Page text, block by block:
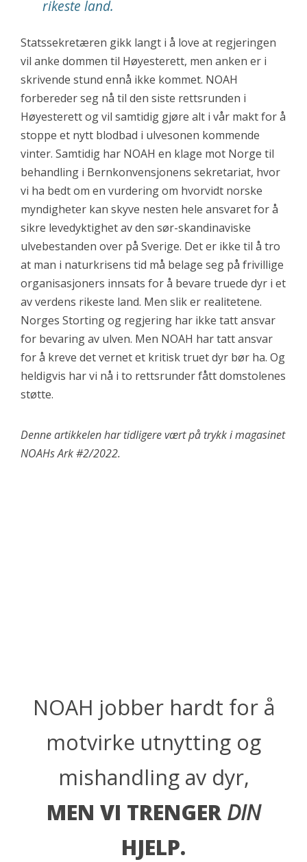
rikeste land.
Statssekretæren gikk langt i å love at regjeringen
vil anke dommen til Høyesterett, men anken er i
skrivende stund ennå ikke kommet. NOAH
forbereder seg nå til den siste rettsrunden i
Høyesterett og vil samtidig gjøre alt i vår makt for å
stoppe et nytt blodbad i ulvesonen kommende
vinter. Samtidig har NOAH en klage mot Norge til
behandling i Bernkonvensjonens sekretariat, hvor
vi ha bedt om en vurdering om hvorvidt norske
myndigheter kan skyve nesten hele ansvaret for å
sikre levedyktighet av den sør-skandinaviske
ulvebestanden over på Sverige. Det er ikke til å tro
at man i naturkrisens tid må belage seg på frivillige
organisasjoners innsats for å bevare truede dyr i et
av verdens rikeste land. Men slik er realitetene.
Norges Storting og regjering har ikke tatt ansvar
for bevaring av ulven. Men NOAH har tatt ansvar
for å kreve det vernet et kritisk truet dyr bør ha. Og
heldigvis har vi nå i to rettsrunder fått domstolenes
støtte.
Denne artikkelen har tidligere vært på trykk i magasinet
NOAHs Ark #2/2022.
NOAH jobber hardt for å
motvirke utnytting og
mishandling av dyr,
MEN VI TRENGERDIN
HJELP.